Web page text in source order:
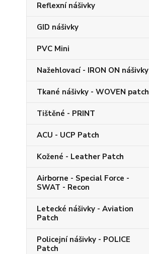
Reflexní nášivky
GID nášivky
PVC Mini
Nažehlovací - IRON ON nášivky
Tkané nášivky - WOVEN patch
Tištěné - PRINT
ACU - UCP Patch
Kožené - Leather Patch
Airborne - Special Force -
SWAT - Recon
Letecké nášivky - Aviation
Patch
Policejní nášivky - POLICE
Patch